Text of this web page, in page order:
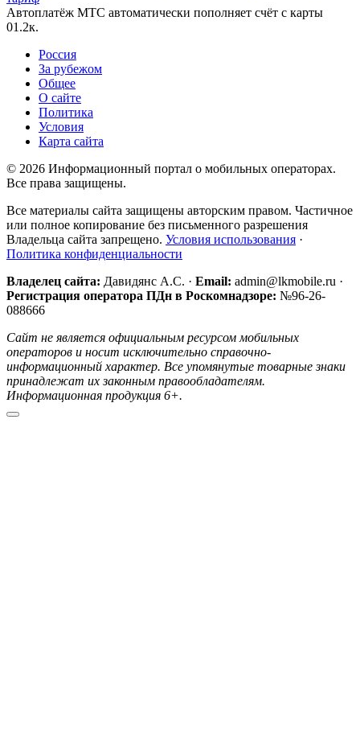
Автоплатёж МТС автоматически пополняет счёт с карты
01.2к.
Россия
За рубежом
Общее
О сайте
Политика
Условия
Карта сайта
© 2026 Информационный портал о мобильных операторах.
Все права защищены.
Все материалы сайта защищены авторским правом. Частичное
или полное копирование без письменного разрешения
Владельца сайта запрещено. Условия использования ·
Политика конфиденциальности
Владелец сайта: Давидянс А.С. · Email: admin@lkmobile.ru ·
Регистрация оператора ПДн в Роскомнадзоре: №96-26-
088666
Сайт не является официальным ресурсом мобильных
операторов и носит исключительно справочно-
информационный характер. Все упомянутые товарные знаки
принадлежат их законным правообладателям.
Информационная продукция 6+.